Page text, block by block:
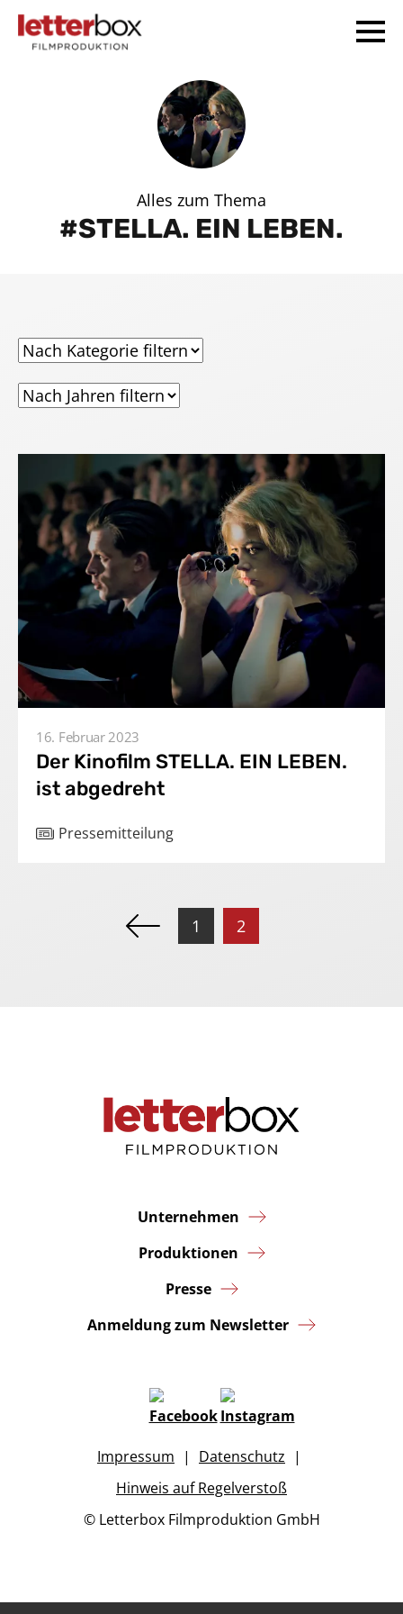
Alles zum Thema
STELLA. EIN LEBEN.
16. Februar 2023
Der Kinofilm STELLA. EIN LEBEN.
ist abgedreht
Pressemitteilung
1 2
Unternehmen
Produktionen
Presse
Anmeldung zum Newsletter
Impressum
Datenschutz
Hinweis auf Regelverstoß
© Letterbox Filmproduktion GmbH
Home
Unternehmen
Produktionen
Presse
Karriere